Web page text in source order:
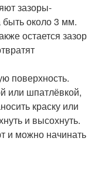
зазоры-
около 3 мм.
остается зазор
поверхность.
или шпатлёвкой,
краску или
и высохнуть.
и можно начинать